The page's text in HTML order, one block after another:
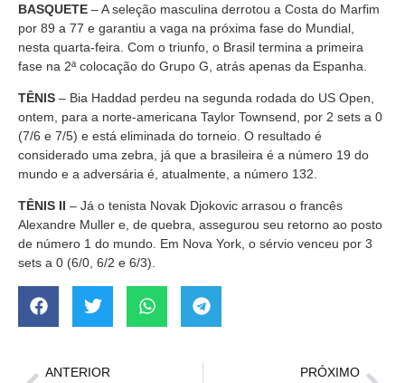
BASQUETE – A seleção masculina derrotou a Costa do Marfim
por 89 a 77 e garantiu a vaga na próxima fase do Mundial,
nesta quarta-feira. Com o triunfo, o Brasil termina a primeira
fase na 2ª colocação do Grupo G, atrás apenas da Espanha.
TÊNIS – Bia Haddad perdeu na segunda rodada do US Open,
ontem, para a norte-americana Taylor Townsend, por 2 sets a 0
(7/6 e 7/5) e está eliminada do torneio. O resultado é
considerado uma zebra, já que a brasileira é a número 19 do
mundo e a adversária é, atualmente, a número 132.
TÊNIS II – Já o tenista Novak Djokovic arrasou o francês
Alexandre Muller e, de quebra, assegurou seu retorno ao posto
de número 1 do mundo. Em Nova York, o sérvio venceu por 3
sets a 0 (6/0, 6/2 e 6/3).
ANTERIOR PRÓXIMO